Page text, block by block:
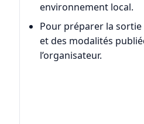
environnement local.
Pour préparer la
et des modalités
l’organisateur.